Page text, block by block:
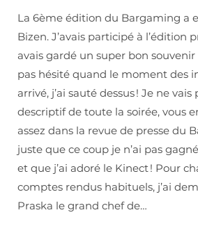
La 6ème édition du Bargaming a
Bizen. J’avais participé à l’édition
avais gardé un super bon souvenir
pas hésité quand le moment des
arrivé, j’ai sauté dessus ! Je ne
descriptif de toute la soirée, vous
assez dans la revue de presse du
juste que ce coup je n’ai pas
et que j’ai adoré le Kinect ! Pour
comptes rendus habituels, j’ai
Praska le grand chef de…